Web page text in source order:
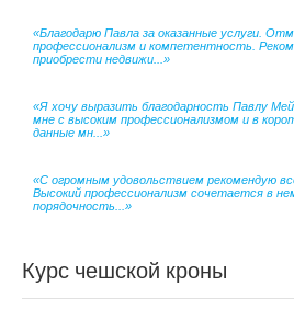
«Благодарю Павла за оказанные услуги.
профессионализм и компетентность.
приобрести недвижи...»
«Я хочу выразить благодарность Павлу
мне с высоким профессионализмом и в
данные мн...»
«С огромным удовольствием рекомендую
Высокий профессионализм сочетается в
порядочность...»
Курс чешской кроны